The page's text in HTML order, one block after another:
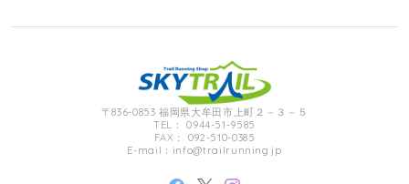
〒836-0853 福岡県大牟田市上町２－３－５
TEL： 0944-51-9585
FAX： 092-510-0385
E-mail： info@trailrunning.jp